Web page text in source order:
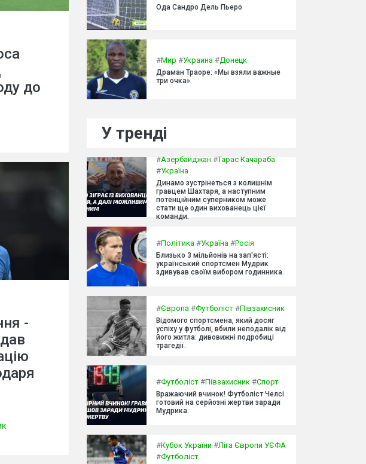
до
-
Ода Сандро Дель Пьеро
#Мир #Украина #Донецк
Драман Траоре: «Мы взяли важные
три очка»
У тренді
#Азербайджан #Тарас Качараба
#Україна
Динамо зустрінеться з колишнім
гравцем Шахтаря, а наступним
потенційним суперником може
стати ще один вихованець цієї
команди.
#Політика #Україна #Росія
Близько 3 мільйонів на зап'ясті:
український спортсмен Мудрик
здивував своїм вибором годинника.
#Європа #Футболіст #Півзахисник
Відомого спортсмена, який досяг
успіху у футболі, вбили неподалік від
його житла: дивовижні подробиці
трагедії.
#Футболіст #Півзахисник #Спорт
Вражаючий вчинок! Футболіст Челсі
готовий на серйозні жертви заради
Мудрика.
#Кубок України #Ліга Європи УЄФА
#Футболіст